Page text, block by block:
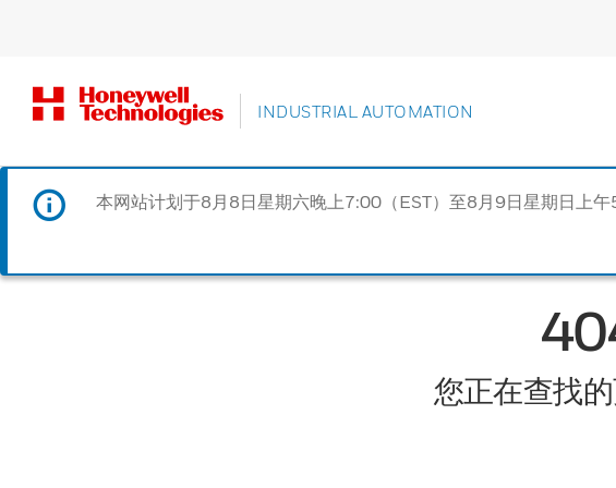
INDUSTRIAL AUTOMATION
本网站计划于8月8日星期六晚上7:00（EST）至8月9日星期日上
您正在查找